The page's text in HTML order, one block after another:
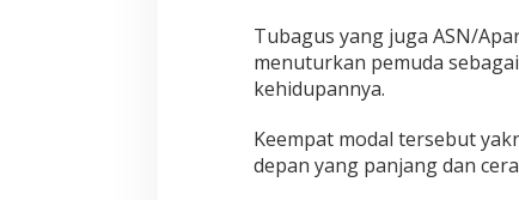
Tubagus yang juga ASN/
menuturkan pemuda
kehidupannya.
Keempat modal tersebut
depan yang panjang dan